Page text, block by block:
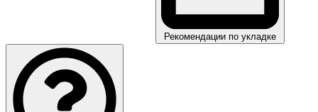
Рекомендации по укладке